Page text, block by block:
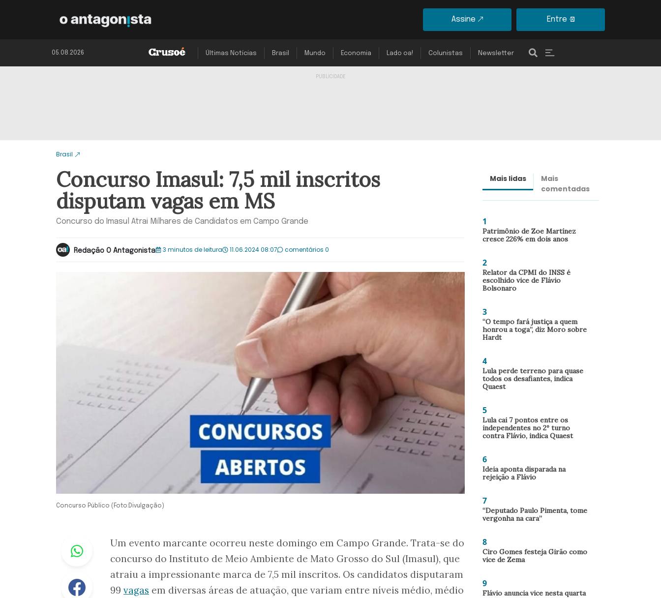
Assine Entre
05.08.2026 Últimas Notícias Brasil Mundo Economia Lado oa! Colunistas Newsletter
Brasil
Concurso Imasul: 7,5 mil inscritos
disputam vagas em MS
Concurso do Imasul Atrai Milhares de Candidatos em Campo Grande
Redação O Antagonista 3 minutos de leitura 11.06.2024 08:07 comentários 0
Concurso Público (Foto:Divulgação)
Whastapp
Facebook
Um evento marcante ocorreu neste domingo em Campo Grande. Trata-se do
concurso do Instituto de Meio Ambiente de Mato Grosso do Sul (Imasul), que
atraiu a impressionante marca de 7,5 mil inscritos. Os candidatos disputaram
99 vagas em diversas áreas de atuação, que variam entre níveis médio, médio
Mais lidas
Mais
comentadas
1
Patrimônio de Zoe Martínez
cresce 226% em dois anos
2
Relator da CPMI do INSS é
escolhido vice de Flávio
Bolsonaro
3
“O tempo fará justiça a quem
honrou a toga”, diz Moro sobre
Hardt
4
Lula perde terreno para quase
todos os desafiantes, indica
Quaest
5
Lula cai 7 pontos entre os
independentes no 2º turno
contra Flávio, indica Quaest
6
Ideia aponta disparada na
rejeição a Flávio
7
“Deputado Paulo Pimenta, tome
vergonha na cara”
8
Ciro Gomes festeja Girão como
vice de Zema
9
Flávio anuncia vice nesta quarta